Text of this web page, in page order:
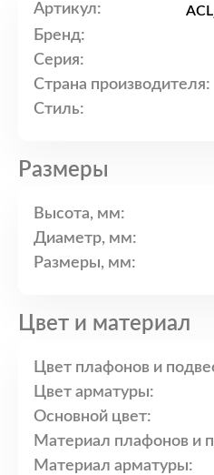
Артикул:
Бренд:
Серия:
Страна производителя:
Стиль:
Размеры
Высота, мм:
Диаметр, мм:
Размеры, мм:
Цвет и материал
Цвет плафонов и
Цвет арматуры:
Основной цвет:
Материал плафонов и
Материал арматуры: